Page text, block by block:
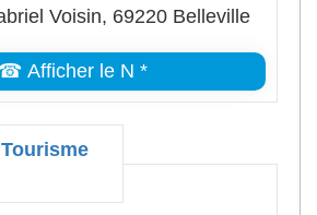
Voisin, 69220 Belleville
☎ Afficher le N *